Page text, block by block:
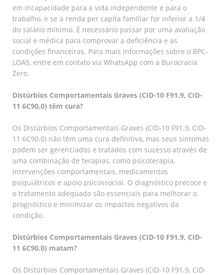
em incapacidade para a vida independente e para o
trabalho, e se a renda per capita familiar for inferior a 1/4
do salário mínimo. É necessário passar por uma avaliação
social e médica para comprovar a deficiência e as
condições financeiras. Para mais informações sobre o BPC-
LOAS, entre em contato via WhatsApp com a Burocracia
Zero.
Distúrbios Comportamentais Graves (CID-10 F91.9, CID-
11 6C90.0) têm cura?
Os Distúrbios Comportamentais Graves (CID-10 F91.9, CID-
11 6C90.0) não têm uma cura definitiva, mas seus sintomas
podem ser gerenciados e tratados com sucesso através de
uma combinação de terapias, como psicoterapia,
intervenções comportamentais, medicamentos
psiquiátricos e apoio psicossocial. O diagnóstico precoce e
o tratamento adequado são essenciais para melhorar o
prognóstico e minimizar os impactos negativos da
condição.
Distúrbios Comportamentais Graves (CID-10 F91.9, CID-
11 6C90.0) matam?
Os Distúrbios Comportamentais Graves (CID-10 F91.9, CID-